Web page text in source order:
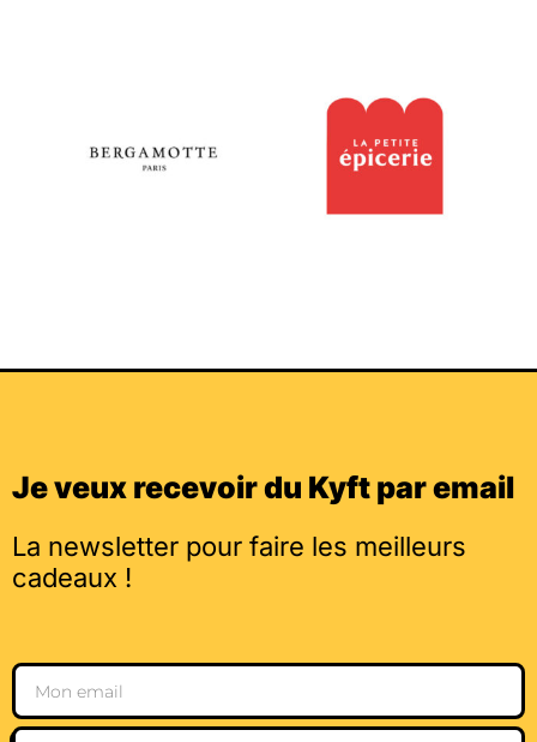
Je veux recevoir du Kyft par email
La newsletter pour faire les meilleurs
cadeaux !
Email